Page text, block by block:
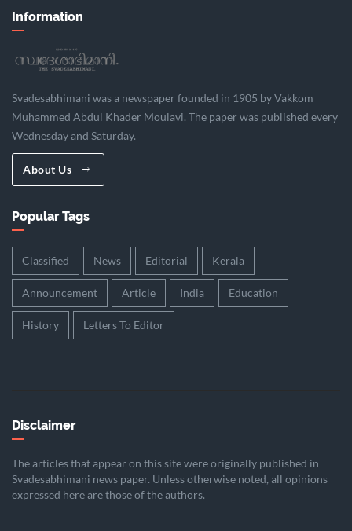
Information
Svadesabhimani was a newspaper founded in 1905 by Vakkom
Muhammed Abdul Khader Moulavi. The paper was published every
Wednesday and Saturday.
About Us
Popular Tags
Classified News Editorial Kerala
Announcement Article India Education
History Letters To Editor
Disclaimer
The articles that appear on this site were originally published in
Svadesabhimani news paper. Unless otherwise noted, all opinions
expressed here are those of the authors.